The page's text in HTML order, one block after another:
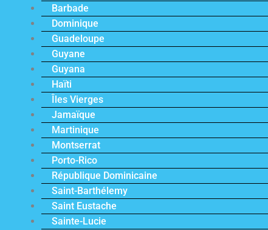
Barbade
Dominique
Guadeloupe
Guyane
Guyana
Haïti
Îles Vierges
Jamaïque
Martinique
Montserrat
Porto-Rico
République Dominicaine
Saint-Barthélemy
Saint Eustache
Sainte-Lucie